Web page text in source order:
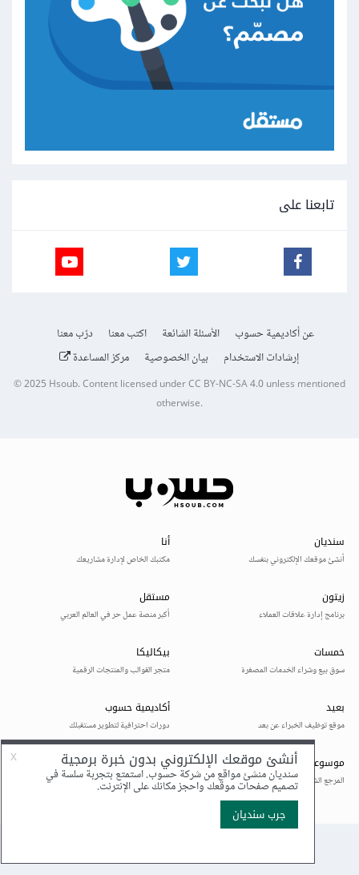
تابعنا على
عن أكاديمية حسوب الأسئلة الشائعة اكتب معنا
درّب معنا
إرشادات الاستخدام
بيان الخصوصية مركز المساعدة
© 2025Hsoub.Content licensed underCC BY-NC-SA 4.0unless mentioned
otherwise.